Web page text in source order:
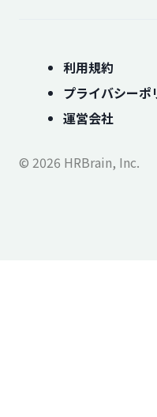
利用規約
プライバシーポ
運営会社
© 2026 HRBrain, Inc.